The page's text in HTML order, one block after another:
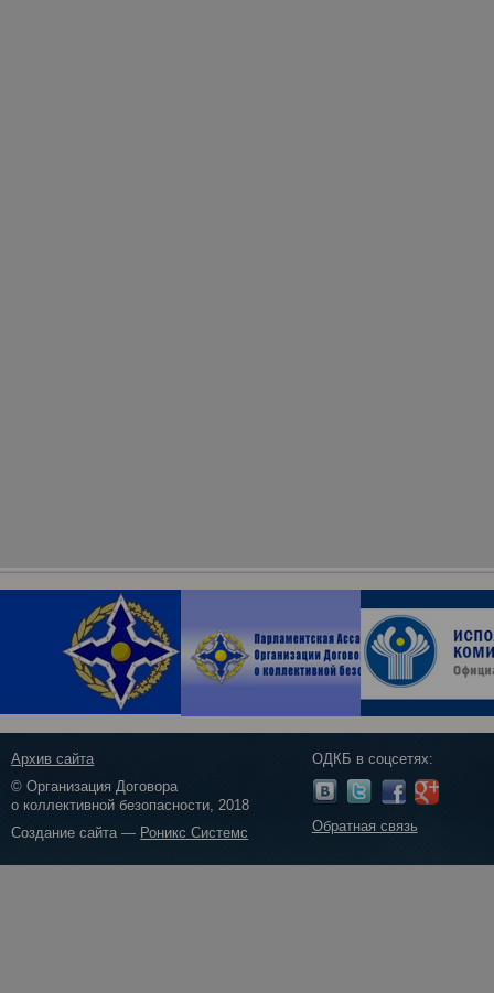
Архив сайта
© Организация Договора
о коллективной безопасности, 2018
Создание сайта — Роникс Системс
ОДКБ в соцсетях:
Обратная связь